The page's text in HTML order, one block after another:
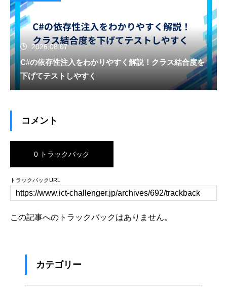
2026.08.07
C#の依存性注入をわかりやすく解説！クラス結合度を
下げてテストしやすく
コメント
0 トラックバック
トラックバックURL
この記事へのトラックバックはありません。
カテゴリー